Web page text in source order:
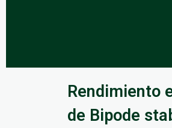
Rendimiento
de Bipode